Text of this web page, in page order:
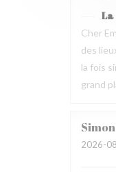
La
Cher
des
la fois
grand
Simon
2026-